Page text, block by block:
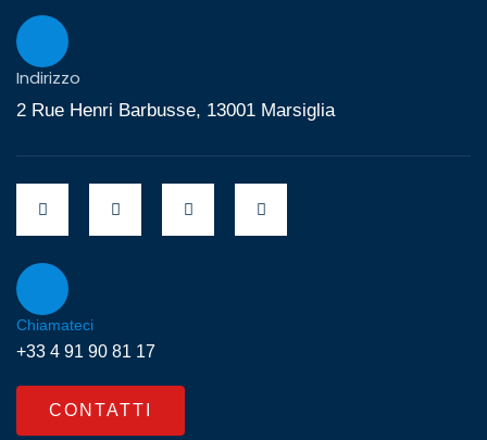
Indirizzo
2 Rue Henri Barbusse, 13001 Marsiglia
Chiamateci
+33 4 91 90 81 17
CONTATTI